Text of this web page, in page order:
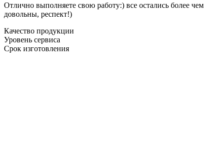
Отлично выполняете свою работу:) все остались более чем
довольны, респект!)
Качество продукции
Уровень сервиса
Срок изготовления